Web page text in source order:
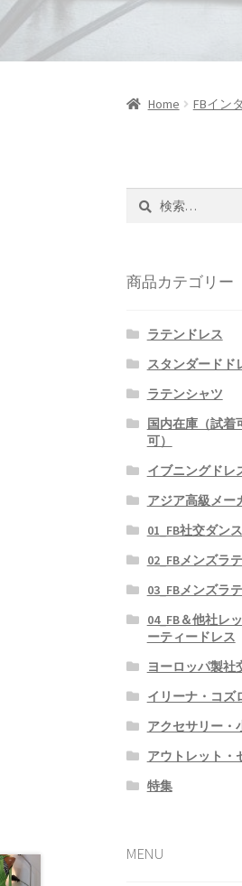
Home FBイン
商品カテゴリー
ラテンドレス
スタンダードド
ラテンシャツ
国内在庫（試着
可）
イブニングドレ
アジア高級メー
01_FB社交ダン
02_FBメンズラ
03_FBメンズラ
04_FB＆他社レ
ーティードレス
ヨーロッパ製社
イリーナ・コズ
アクセサリー・
アウトレット・
特集
MENU